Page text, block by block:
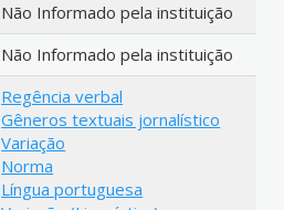
Não Informado pela instituição
Não Informado pela instituição
Regência verbal
Gêneros textuais jornalístico
Variação
Norma
Língua portuguesa